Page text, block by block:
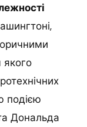
подією
Дональда